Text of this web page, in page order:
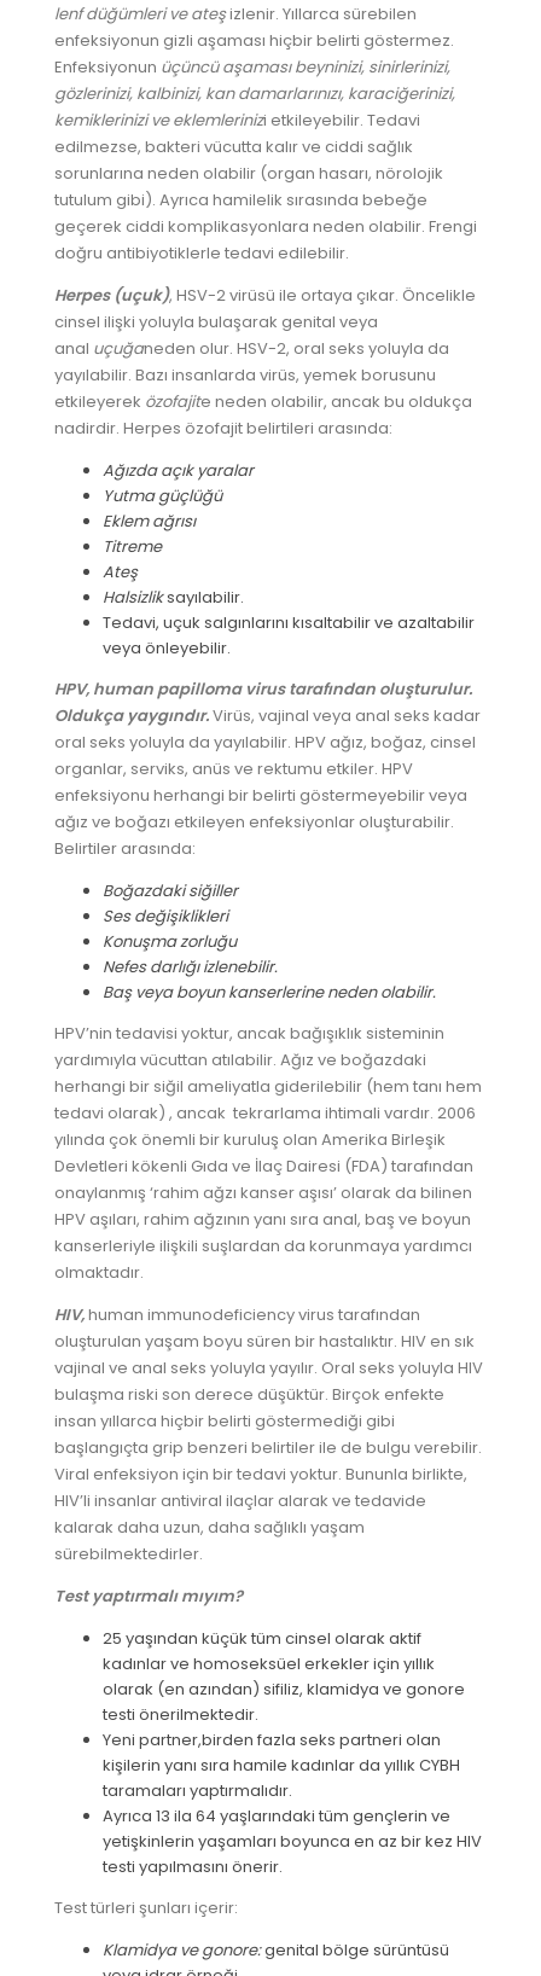
lenf düğümleri ve ateşizlenir. Yıllarca sürebilen
enfeksiyonun gizli aşaması hiçbir belirti göstermez.
Enfeksiyonun üçüncü aşamasıbeyninizi, sinirlerinizi,
gözlerinizi, kalbinizi, kan damarlarınızı, karaciğerinizi,
kemiklerinizi ve eklemlerinizi etkileyebilir. Tedavi
edilmezse, bakteri vücutta kalır ve ciddi sağlık
sorunlarına neden olabilir (organ hasarı, nörolojik
tutulum gibi). Ayrıca hamilelik sırasında bebeğe
geçerek ciddi komplikasyonlara neden olabilir. Frengi
doğru antibiyotiklerle tedavi edilebilir.
Herpes (uçuk), HSV-2 virüsü ile ortaya çıkar. Öncelikle
cinsel ilişki yoluyla bulaşarak genital veya
anal uçuğaneden olur. HSV-2, oral seks yoluyla da
yayılabilir. Bazı insanlarda virüs, yemek borusunu
etkileyerek özofajite neden olabilir, ancak bu oldukça
nadirdir. Herpes özofajit belirtileri arasında:
Ağızda açık yaralar
Yutma güçlüğü
Eklem ağrısı
Titreme
Ateş
Halsizliksayılabilir.
Tedavi, uçuk salgınlarını kısaltabilir ve azaltabilir
veya önleyebilir.
HPV, human papilloma virus tarafından oluşturulur.
Oldukça yaygındır.Virüs, vajinal veya anal seks kadar
oral seks yoluyla da yayılabilir. HPV ağız, boğaz, cinsel
organlar, serviks, anüs ve rektumu etkiler. HPV
enfeksiyonu herhangi bir belirti göstermeyebilir veya
ağız ve boğazı etkileyen enfeksiyonlar oluşturabilir.
Belirtiler arasında:
Boğazdaki siğiller
Ses değişiklikleri
Konuşma zorluğu
Nefes darlığı izlenebilir.
Baş veya boyun kanserlerineneden olabilir.
HPV’nin tedavisi yoktur, ancak bağışıklık sisteminin
yardımıyla vücuttan atılabilir. Ağız ve boğazdaki
herhangi bir siğil ameliyatla giderilebilir (hem tanı hem
tedavi olarak) , ancak tekrarlama ihtimali vardır. 2006
yılında çok önemli bir kuruluş olan Amerika Birleşik
Devletleri kökenli Gıda ve İlaç Dairesi (FDA) tarafından
onaylanmış ‘rahim ağzı kanser aşısı’ olarak da bilinen
HPV aşıları, rahim ağzının yanı sıra anal, baş ve boyun
kanserleriyle ilişkili suşlardan da korunmaya yardımcı
olmaktadır.
HIV,human immunodeficiency virus tarafından
oluşturulan yaşam boyu süren bir hastalıktır. HIV en sık
vajinal ve anal seks yoluyla yayılır. Oral seks yoluyla HIV
bulaşma riski son derece düşüktür. Birçok enfekte
insan yıllarca hiçbir belirti göstermediği gibi
başlangıçta grip benzeri belirtiler ile de bulgu verebilir.
Viral enfeksiyon için bir tedavi yoktur. Bununla birlikte,
HIV’li insanlar antiviral ilaçlar alarak ve tedavide
kalarak daha uzun, daha sağlıklı yaşam
sürebilmektedirler.
Test yaptırmalı mıyım?
25 yaşından küçük tüm cinsel olarak aktif
kadınlarve homoseksüel erkekleriçin yıllık
olarak (en azından) sifiliz, klamidya ve gonore
testi önerilmektedir.
Yeni partner,birden fazla seks partneri olan
kişilerin yanı sıra hamile kadınlarda yıllık CYBH
taramaları yaptırmalıdır.
Ayrıca 13 ila 64 yaşlarındaki tüm gençlerin ve
yetişkinlerin yaşamları boyunca en az bir kez HIV
testi yapılmasını önerir.
Test türleri şunları içerir:
Klamidya ve gonore:genital bölge sürüntüsü